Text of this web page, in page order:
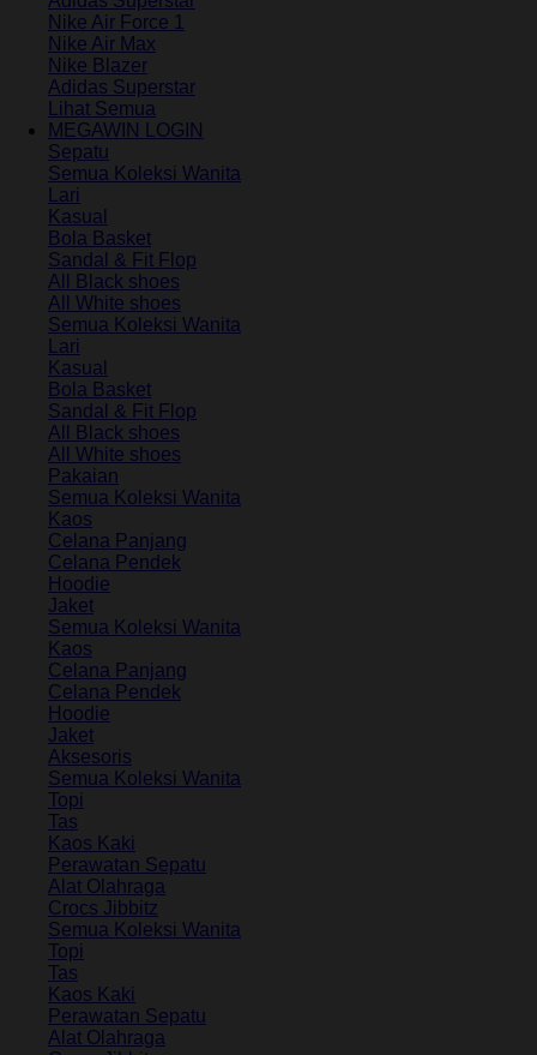
Nike Air Force 1
Nike Air Max
Nike Blazer
Adidas Superstar
Lihat Semua
MEGAWIN LOGIN
Sepatu
Semua Koleksi Wanita
Lari
Kasual
Bola Basket
Sandal & Fit Flop
All Black shoes
All White shoes
Semua Koleksi Wanita
Lari
Kasual
Bola Basket
Sandal & Fit Flop
All Black shoes
All White shoes
Pakaian
Semua Koleksi Wanita
Kaos
Celana Panjang
Celana Pendek
Hoodie
Jaket
Semua Koleksi Wanita
Kaos
Celana Panjang
Celana Pendek
Hoodie
Jaket
Aksesoris
Semua Koleksi Wanita
Topi
Tas
Kaos Kaki
Perawatan Sepatu
Alat Olahraga
Crocs Jibbitz
Semua Koleksi Wanita
Topi
Tas
Kaos Kaki
Perawatan Sepatu
Alat Olahraga